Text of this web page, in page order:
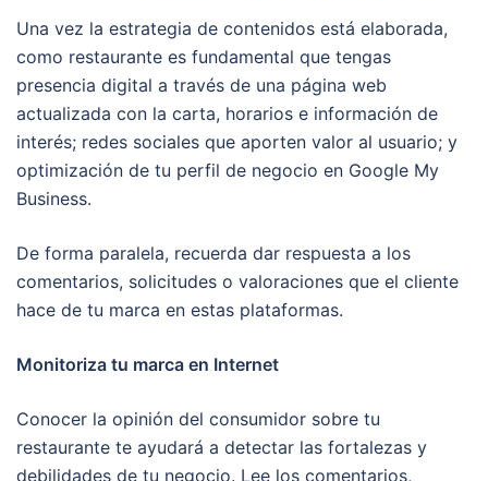
Una vez la estrategia de contenidos está elaborada,
como restaurante es fundamental que tengas
presencia digital a través de una página web
actualizada con la carta, horarios e información de
interés; redes sociales que aporten valor al usuario; y
optimización de tu perfil de negocio en Google My
Business.
De forma paralela, recuerda dar respuesta a los
comentarios, solicitudes o valoraciones que el cliente
hace de tu marca en estas plataformas.
Monitoriza tu marca en Internet
Conocer la opinión del consumidor sobre tu
restaurante te ayudará a detectar las fortalezas y
debilidades de tu negocio. Lee los comentarios,